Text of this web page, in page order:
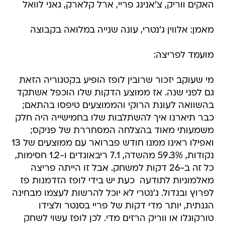
האקים ווריק, צ'אנינג פריי, ארל קלארק, גאני לוואל
מאמן: אלווין ג'נטרי, עונה שנייה במלואה בקבוצה
מועמד לפריצה:
מי שעוקב יזכור שרובין לופז הופיע בקטגוריה הזאת
גם לפני שנה. אז ממוצע הדקות שלו הוכפל אשתקד
בהשוואה לעונת הרוקי והממוצעים טיפסו בהתאם;
כבר תיארנו איך להשתלבות שלו בחמישייה היה חלק
משמעותי מאוד בהצלחה המסחררת של פניקס;
ואפילו ראינו ממנו חודש פברואר עם ממוצעים של 13
נקודות, 59.3% מהשדה, 7.1 ריבאונדים ו-1.2 חסימות,
כל זה ב-26 דקות למשחק. אבל זו הייתה פריצה
מאלמוניות לתודעה  כעת יש בידי לופז הזדמנות פז
לפרוץ ובגדול. ג'נטרי לא יוכל להרשות לעצמו מבחינה
הגנתית, יותר מדי דקות של פריי בסנטר ולצידו
טורקוגלו או ווריק הרזים מדי. לכן לופז עשוי לשחק